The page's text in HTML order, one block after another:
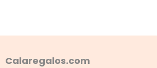
Calaregalos.com